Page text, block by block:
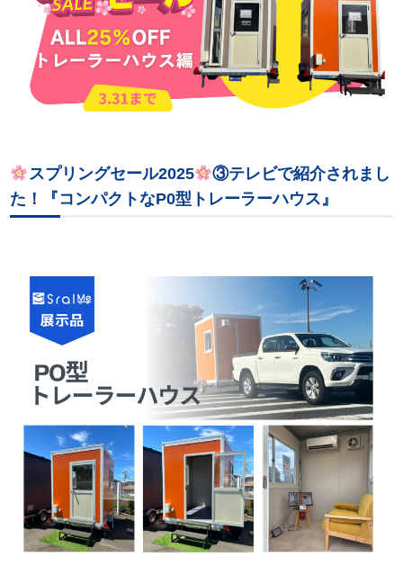
スプリングセール2025
③テレビで紹介されまし
た！『コンパクトなP0型トレーラーハウス』